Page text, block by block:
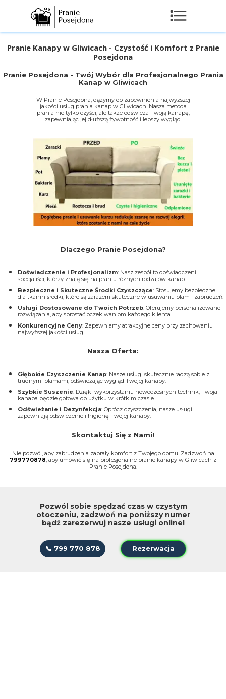
Pranie Kanapy w Gliwicach - Czystość i Komfort z Pranie
Posejdona
Pranie Posejdona - Twój Wybór dla Profesjonalnego Prania
Kanap w Gliwicach
W Pranie Posejdona, dążymy do zapewnienia najwyższej
jakości usług prania kanap w Gliwicach. Nasza metoda
prania nie tylko czyści, ale także odświeża Twoją kanapę,
zapewniając jej dłuższą żywotność i lepszy wygląd.
Skontaktuj Się z Nami!
Nasza Oferta:
Głębokie Czyszczenie Kanap: Nasze usługi skutecznie radzą sobie z
trudnymi plamami, odświeżając wygląd Twojej kanapy.
Szybkie Suszenie: Dzięki wykorzystaniu nowoczesnych technik, Twoja
kanapa będzie gotowa do użytku w krótkim czasie.
Odświeżanie i Dezynfekcja: Oprócz czyszczenia, nasze usługi
zapewniają odświeżenie i higienę Twojej kanapy.
Dlaczego Pranie Posejdona?
Doświadczenie i Profesjonalizm: Nasz zespół to doświadczeni
specjaliści, którzy znają się na praniu różnych rodzajów kanap.
Bezpieczne i Skuteczne Środki Czyszczące: Stosujemy bezpieczne
dla tkanin środki, które są zarazem skuteczne w usuwaniu plam i zabrudzeń.
Usługi Dostosowane do Twoich Potrzeb: Oferujemy personalizowane
rozwiązania, aby sprostać oczekiwaniom każdego klienta.
Konkurencyjne Ceny: Zapewniamy atrakcyjne ceny przy zachowaniu
najwyższej jakości usług.
Nie pozwól, aby zabrudzenia zabrały komfort z Twojego domu. Zadzwoń na
799770878, aby umówić się na profesjonalne pranie kanapy w Gliwicach z
Pranie Posejdona.
📞 799 770 878 Rezerwacja
Pozwól sobie spędzać czas w czystym
otoczeniu, zadzwoń na poniższy numer
bądź zarezerwuj nasze usługi online!